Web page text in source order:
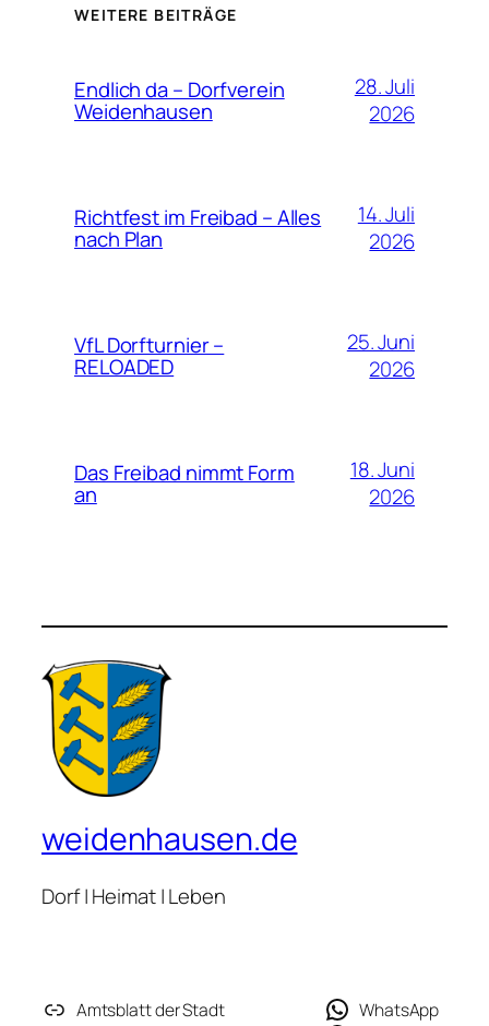
WEITERE BEITRÄGE
Endlich da – Dorfverein
Weidenhausen
28. Juli
2026
Richtfest im Freibad – Alles
nach Plan
14. Juli
2026
VfL Dorfturnier –
RELOADED
25. Juni
2026
Das Freibad nimmt Form
an
18. Juni
2026
weidenhausen.de
Dorf | Heimat | Leben
Amtsblatt der Stadt
WhatsApp